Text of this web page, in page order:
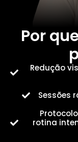
Por
Redução
Sessões
rotina